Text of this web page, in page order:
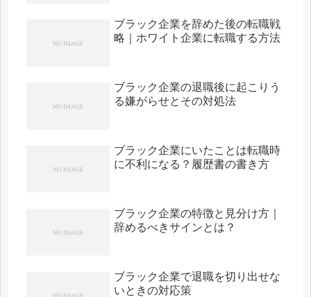
ブラック企業を辞めた後の転職戦
略｜ホワイト企業に転職する方法
ブラック企業の退職後に起こりう
る嫌がらせとその対処法
ブラック企業にいたことは転職時
に不利になる？履歴書の書き方
ブラック企業の特徴と見分け方｜
辞めるべきサインとは？
ブラック企業で退職を切り出せな
いときの対応策